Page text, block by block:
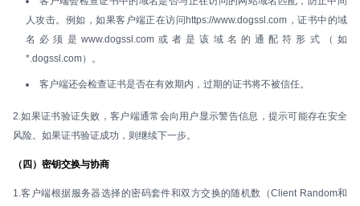
人攻击。例如，如果客户端正在访问https://www.dogssl.com，证书中的域
名必须是www.dogssl.com或者是该域名的通配符形式（如
*.dogssl.com）。
客户端还会检查证书是否在有效期内，过期的证书将不被信任。
2.如果证书验证失败，客户端通常会向用户显示警告信息，提示可能存在安全
风险。如果证书验证成功，则继续下一步。
（四）密钥交换与协商
1.客户端根据服务器选择的密码套件和双方交换的随机数（Client Random和